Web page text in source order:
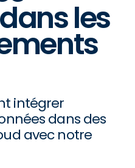
les
intégrer
dans des
avec notre